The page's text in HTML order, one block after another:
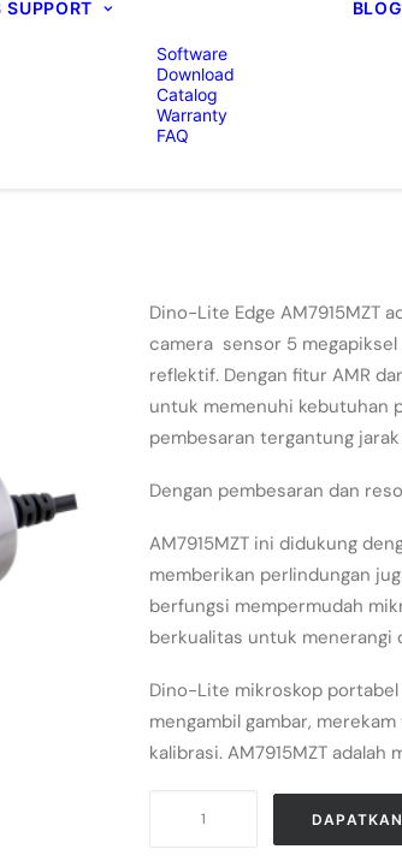
SUPPORT
Software
Download
Catalog
Warranty
FAQ
BLOG
Dino-Lite Edge AM7915MZT
camera sensor 5
reflektif. Dengan fitur AMR
untuk memenuhi kebutuhan
pembesaran tergantung
Dengan pembesaran dan
AM7915MZT ini didukung
memberikan perlindungan
berfungsi mempermudah
berkualitas untuk menerangi
Dino-Lite mikroskop
mengambil gambar,
kalibrasi. AM7915MZT